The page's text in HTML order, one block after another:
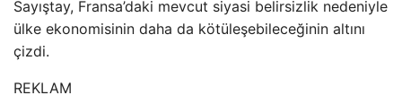
Sayıştay, Fransa’daki mevcut siyasi belirsizlik nedeniyle
ülke ekonomisinin daha da kötüleşebileceğinin altını
çizdi.
REKLAM